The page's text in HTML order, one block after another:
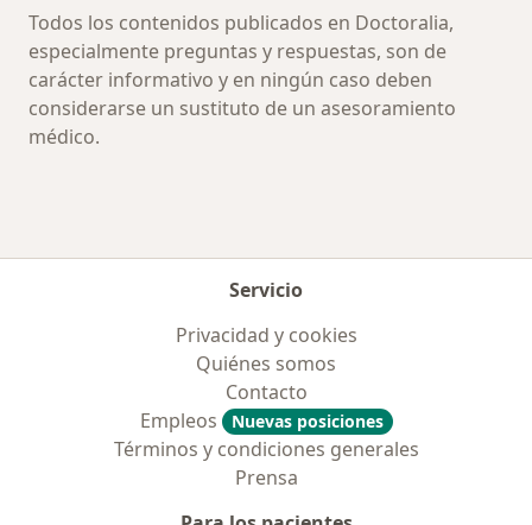
Todos los contenidos publicados en Doctoralia,
especialmente preguntas y respuestas, son de
carácter informativo y en ningún caso deben
considerarse un sustituto de un asesoramiento
médico.
Servicio
Privacidad y cookies
Quiénes somos
Contacto
Empleos
Nuevas posiciones
Términos y condiciones generales
Prensa